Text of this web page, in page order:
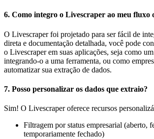
6. Como integro o Livescraper ao meu fluxo
O Livescraper foi projetado para ser fácil de
direta e documentação detalhada, você pode
o Livescraper em suas aplicações, seja como
integrando-o a uma ferramenta, ou como
automatizar sua extração de dados.
7. Posso personalizar os dados que extraio?
Sim! O Livescraper oferece recursos
Filtragem por status empresarial (aberto,
temporariamente fechado)